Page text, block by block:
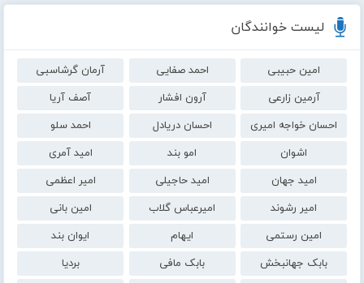
لیست خوانندگان
امین حبیبی احمد صفایی
آرمان گرشاسبی
آرمین زارعی
آرون افشار
آصف آریا
احسان خواجه امیری
احسان دریادل
احمد سلو
اشوان
امو بند
امید آمری
امید جهان
امید حاجیلی
امیر اعظمی
امیر رشوند
امیرعباس گلاب
امین بانی
امین رستمی
ایهام
ایوان بند
بابک جهانبخش
بابک مافی
بردیا